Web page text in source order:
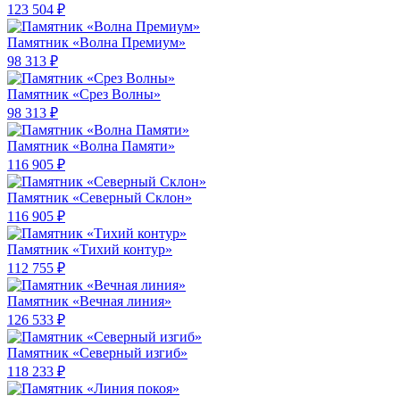
123 504 ₽
Памятник «Волна Премиум»
98 313 ₽
Памятник «Срез Волны»
98 313 ₽
Памятник «Волна Памяти»
116 905 ₽
Памятник «Северный Склон»
116 905 ₽
Памятник «Тихий контур»
112 755 ₽
Памятник «Вечная линия»
126 533 ₽
Памятник «Северный изгиб»
118 233 ₽